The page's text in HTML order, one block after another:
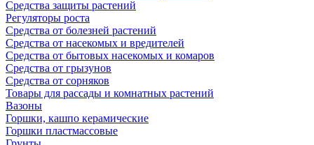
Средства защиты растений
Регуляторы роста
Средства от болезней растений
Средства от насекомых и вредителей
Средства от бытовых насекомых и комаров
Средства от грызунов
Средства от сорняков
Товары для рассады и комнатных растений
Вазоны
Горшки, кашпо керамические
Горшки пластмассовые